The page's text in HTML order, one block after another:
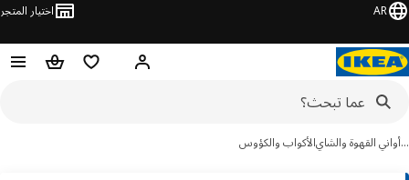
AR اختيار المتجر
مرحباً! تسجيل الدخول أو
قائمة التسوقسلة التسوق
القهوة والشايالأكواب والكؤوس